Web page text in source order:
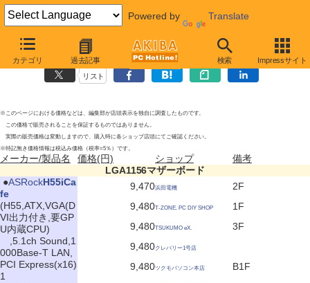
Powered by Translate
カテゴリ 過去記事 検索 Impressサイト
LGA1156マザーボードの新製品2010年9月18日号
リスト
※このページにおける価格などは、編集部が店頭表示を独自に調査したものです。
この価格で販売されることを保証するものではありません。
実際の販売価格は変動しますので、購入時に各ショップ店頭にてご確認ください。
※特記無き価格情報は税込み価格（税率=5％）です。
メーカー/製品名 価格(円) ショップ
備考
LGA1156マザーボード
●ASRockH55iCa
fe
(H55,ATX,VGA(D
VI出力付き,要GP
U内蔵CPU)
,5.1ch Sound,1
000Base-T LAN,
PCI Express(x16)
1
9,470浜田電機
2F
9,480T-ZONE. PC DIY SHOP
1F
9,480TSUKUMO eX.
3F
9,480クレバリー1号店
9,480ツクモパソコン本店
B1F